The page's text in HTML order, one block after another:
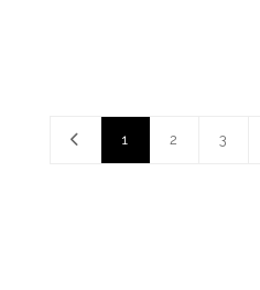
1 2 3